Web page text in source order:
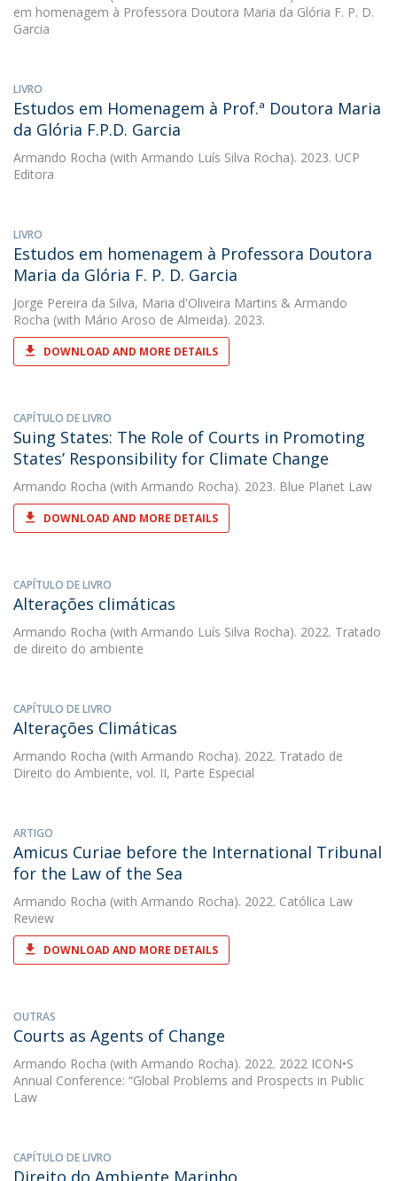
em homenagem à Professora Doutora Maria da Glória F. P. D.
Garcia
LIVRO
Estudos em Homenagem à Prof.ª Doutora Maria
da Glória F.P.D. Garcia
Armando Rocha (with Armando Luís Silva Rocha). 2023. UCP
Editora
LIVRO
Estudos em homenagem à Professora Doutora
Maria da Glória F. P. D. Garcia
Jorge Pereira da Silva, Maria d'Oliveira Martins & Armando
Rocha (with Mário Aroso de Almeida). 2023.
DOWNLOAD AND MORE DETAILS
CAPÍTULO DE LIVRO
Suing States: The Role of Courts in Promoting
States’ Responsibility for Climate Change
Armando Rocha (with Armando Rocha). 2023. Blue Planet Law
DOWNLOAD AND MORE DETAILS
CAPÍTULO DE LIVRO
Alterações climáticas
Armando Rocha (with Armando Luís Silva Rocha). 2022. Tratado
de direito do ambiente
CAPÍTULO DE LIVRO
Alterações Climáticas
Armando Rocha (with Armando Rocha). 2022. Tratado de
Direito do Ambiente, vol. II, Parte Especial
ARTIGO
Amicus Curiae before the International Tribunal
for the Law of the Sea
Armando Rocha (with Armando Rocha). 2022. Católica Law
Review
DOWNLOAD AND MORE DETAILS
OUTRAS
Courts as Agents of Change
Armando Rocha (with Armando Rocha). 2022. 2022 ICON•S
Annual Conference: “Global Problems and Prospects in Public
Law
CAPÍTULO DE LIVRO
Direito do Ambiente Marinho